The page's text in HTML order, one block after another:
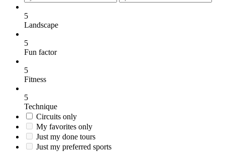
5
Landscape
5
Fun factor
5
Fitness
5
Technique
Circuits only
My favorites only
Just my done tours
Just my preferred sports